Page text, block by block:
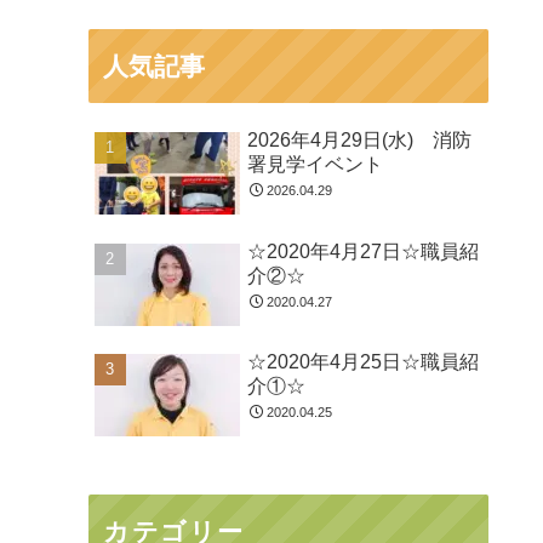
人気記事
2026年4月29日(水) 消防
署見学イベント
2026.04.29
☆2020年4月27日☆職員紹
介②☆
2020.04.27
☆2020年4月25日☆職員紹
介①☆
2020.04.25
カテゴリー